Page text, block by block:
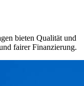
bieten Qualität und
fairer Finanzierung.